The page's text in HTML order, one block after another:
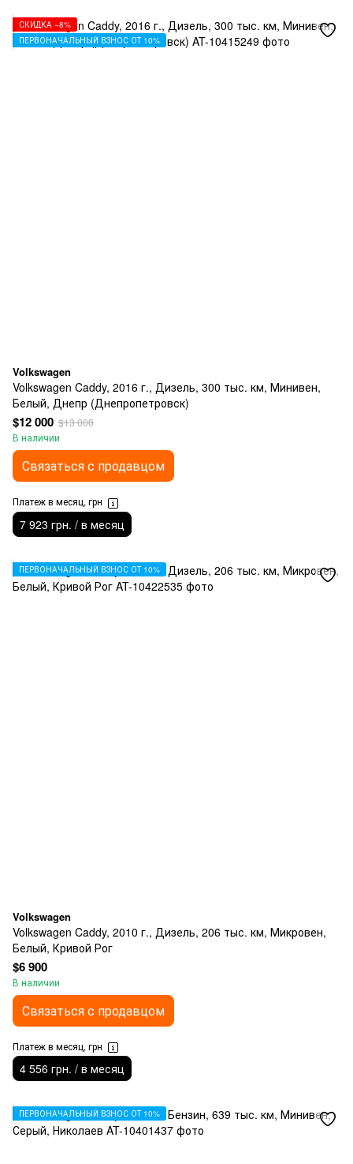
СКИДКА −8%
ПЕРВОНАЧАЛЬНЫЙ ВЗНОС ОТ 10%
Volkswagen
Volkswagen Caddy, 2016 г., Дизель, 300 тыс. км, Минивен,
Белый, Днепр (Днепропетровск)
$12 000 $13 000
В наличии
Связаться с продавцом
Платеж в месяц, грн
7 923 грн. / в месяц
ПЕРВОНАЧАЛЬНЫЙ ВЗНОС ОТ 10%
Volkswagen
Volkswagen Caddy, 2010 г., Дизель, 206 тыс. км, Микровен,
Белый, Кривой Рог
$6 900
В наличии
Связаться с продавцом
Платеж в месяц, грн
4 556 грн. / в месяц
ПЕРВОНАЧАЛЬНЫЙ ВЗНОС ОТ 10%